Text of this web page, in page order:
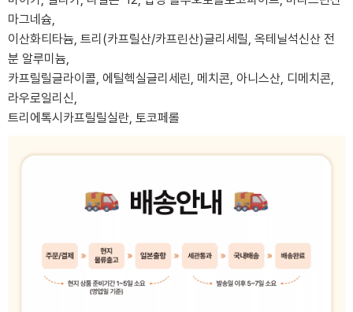
마그네슘,
이산화티타늄, 트리(카프릴산/카프린산)글리세릴, 옥테닐석신산 전
분 알루미늄,
카프릴릴글라이콜, 에틸헥실글리세린, 메치콘, 아니스산, 디메치콘,
라우로일리신,
트리에톡시카프릴릴실란, 토코페롤